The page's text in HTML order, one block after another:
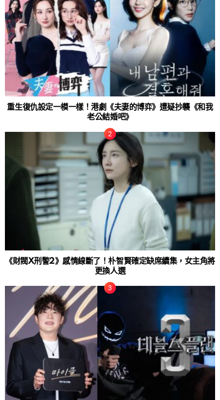
重生復仇設定一模一樣！港劇《夫妻的博弈》遭疑抄襲《和我
老公結婚吧》
《財閥X刑警2》感情線斷了！朴智賢確定缺席續集，女主角將
更換人選